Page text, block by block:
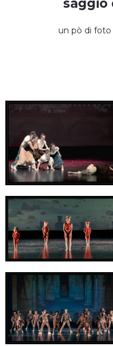
saggio
un pò di